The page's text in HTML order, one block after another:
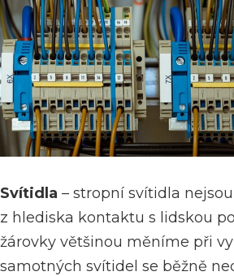
Svítidla – stropní svítidla
z hlediska kontaktu s lidskou
žárovky většinou měníme při
samotných svítidel se běžně